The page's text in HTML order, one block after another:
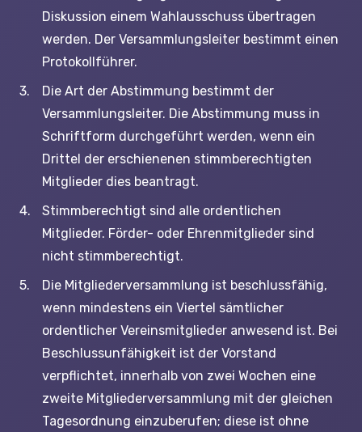
Diskussion einem Wahlausschuss übertragen
werden. Der Versammlungsleiter bestimmt einen
Protokollführer.
Die Art der Abstimmung bestimmt der
Versammlungsleiter. Die Abstimmung muss in
Schriftform durchgeführt werden, wenn ein
Drittel der erschienenen stimmberechtigten
Mitglieder dies beantragt.
Stimmberechtigt sind alle ordentlichen
Mitglieder. Förder- oder Ehrenmitglieder sind
nicht stimmberechtigt.
Die Mitgliederversammlung ist beschlussfähig,
wenn mindestens ein Viertel sämtlicher
ordentlicher Vereinsmitglieder anwesend ist. Bei
Beschlussunfähigkeit ist der Vorstand
verpflichtet, innerhalb von zwei Wochen eine
zweite Mitgliederversammlung mit der gleichen
Tagesordnung einzuberufen; diese ist ohne